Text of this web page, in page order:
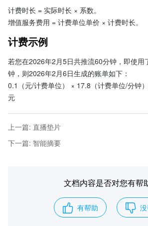
计费时长 = 实际时长 × 系数。
增值服务费用 = 计费单位单价 × 计费时长。
计费示例
若您在2026年2月5日共推流60分钟，即使用
钟，则2026年2月6日生成的账单如下：
0.1（元/计费单位） × 17.8（计费单位/分钟
元
上一篇: 直播垫片
下一篇: 智能摘要
文档内容是否对您有帮
有帮助